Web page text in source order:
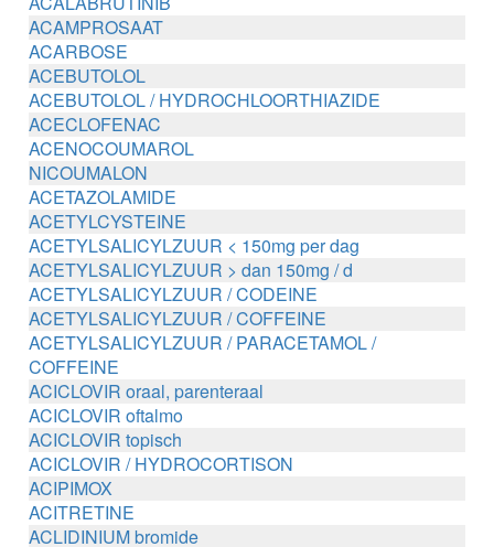
ACAMPROSAAT
ACARBOSE
ACEBUTOLOL
ACEBUTOLOL / HYDROCHLOORTHIAZIDE
ACECLOFENAC
ACENOCOUMAROL
NICOUMALON
ACETAZOLAMIDE
ACETYLCYSTEINE
ACETYLSALICYLZUUR < 150mg per dag
ACETYLSALICYLZUUR > dan 150mg / d
ACETYLSALICYLZUUR / CODEINE
ACETYLSALICYLZUUR / COFFEINE
ACETYLSALICYLZUUR / PARACETAMOL /
COFFEINE
ACICLOVIR oraal, parenteraal
ACICLOVIR oftalmo
ACICLOVIR topisch
ACICLOVIR / HYDROCORTISON
ACIPIMOX
ACITRETINE
ACLIDINIUM bromide